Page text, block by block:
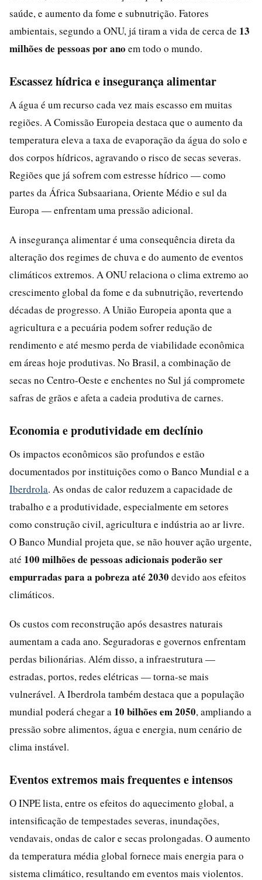
saúde, e aumento da fome e subnutrição. Fatores
ambientais, segundo a ONU, já tiram a vida de cerca de 13
milhões de pessoas por ano em todo o mundo.
Escassez hídrica e insegurança alimentar
A água é um recurso cada vez mais escasso em muitas
regiões. A Comissão Europeia destaca que o aumento da
temperatura eleva a taxa de evaporação da água do solo e
dos corpos hídricos, agravando o risco de secas severas.
Regiões que já sofrem com estresse hídrico — como
partes da África Subsaariana, Oriente Médio e sul da
Europa — enfrentam uma pressão adicional.
A insegurança alimentar é uma consequência direta da
alteração dos regimes de chuva e do aumento de eventos
climáticos extremos. A ONU relaciona o clima extremo ao
crescimento global da fome e da subnutrição, revertendo
décadas de progresso. A União Europeia aponta que a
agricultura e a pecuária podem sofrer redução de
rendimento e até mesmo perda de viabilidade econômica
em áreas hoje produtivas. No Brasil, a combinação de
secas no Centro-Oeste e enchentes no Sul já compromete
safras de grãos e afeta a cadeia produtiva de carnes.
Economia e produtividade em declínio
Os impactos econômicos são profundos e estão
documentados por instituições como o Banco Mundial e a
Iberdrola. As ondas de calor reduzem a capacidade de
trabalho e a produtividade, especialmente em setores
como construção civil, agricultura e indústria ao ar livre.
O Banco Mundial projeta que, se não houver ação urgente,
até 100 milhões de pessoas adicionais poderão ser
empurradas para a pobreza até 2030 devido aos efeitos
climáticos.
Os custos com reconstrução após desastres naturais
aumentam a cada ano. Seguradoras e governos enfrentam
perdas bilionárias. Além disso, a infraestrutura —
estradas, portos, redes elétricas — torna-se mais
vulnerável. A Iberdrola também destaca que a população
mundial poderá chegar a 10 bilhões em 2050, ampliando a
pressão sobre alimentos, água e energia, num cenário de
clima instável.
Eventos extremos mais frequentes e intensos
O INPE lista, entre os efeitos do aquecimento global, a
intensificação de tempestades severas, inundações,
vendavais, ondas de calor e secas prolongadas. O aumento
da temperatura média global fornece mais energia para o
sistema climático, resultando em eventos mais violentos.